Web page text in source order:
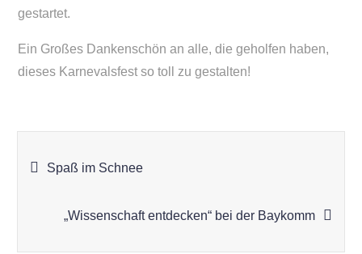
gestartet.
Ein Großes Dankenschön an alle, die geholfen haben,
dieses Karnevalsfest so toll zu gestalten!
Beitragsnavigation
Spaß im Schnee
„Wissenschaft entdecken“ bei der Baykomm